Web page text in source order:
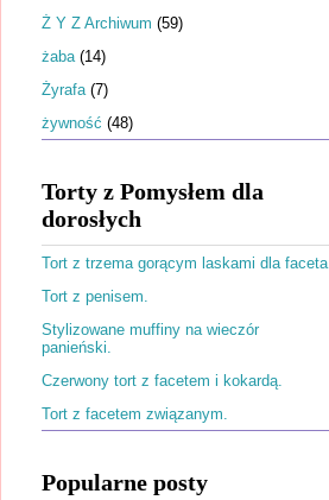
Ż Y Z Archiwum (59)
żaba (14)
Żyrafa (7)
żywność (48)
Torty z Pomysłem dla
dorosłych
Tort z trzema gorącym laskami dla faceta.
Tort z penisem.
Stylizowane muffiny na wieczór
panieński.
Czerwony tort z facetem i kokardą.
Tort z facetem związanym.
Popularne posty